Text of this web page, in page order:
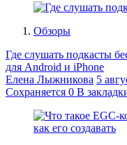
Обзоры
Где слушать подкасты
для Android и iPhone
Елена Лыжникова 5
Сохраняется 0 В